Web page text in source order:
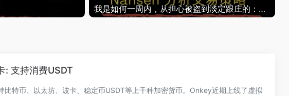
金 ！
续， 实
我是如何一周内，从担心被盗到淡定跟庄的：币安钱包与Nansen实战指南
: 支持消费USDT
比特币、以太坊、波卡、稳定币USDT等上千种加密货币。Onkey近期上线了虚拟